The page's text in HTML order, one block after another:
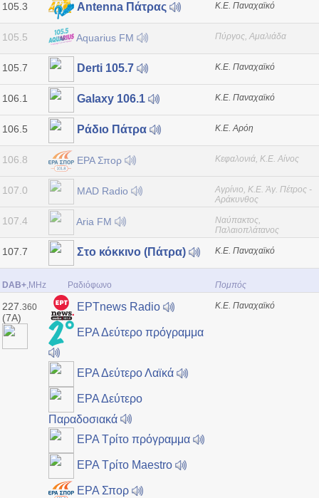
105.3 Antenna Πάτρας Κ.Ε. Παναχαϊκό
105.5 Aquarius FM Πύργος, Αμαλιάδα
105.7 Derti 105.7 Κ.Ε. Παναχαϊκό
106.1 Galaxy 106.1 Κ.Ε. Παναχαϊκό
106.5 Ράδιο Πάτρα Κ.Ε. Αρόη
106.8 ΕΡΑ Σπορ Κεφαλονιά, Κ.Ε. Αίνος
107.0 MAD Radio
Αγρίνιο, Κ.Ε. Άγ. Πέτρος -
Αράκυνθος
107.4 Aria FM
Ναύπακτος,
Παλαιοπλάτανος
107.7 Στο κόκκινο (Πάτρα) Κ.Ε. Παναχαϊκό
DAB+,MHz Ραδιόφωνο Πομπός
227. 360
(7A)
ΕΡΤnews Radio
ΕΡΑ Δεύτερο πρόγραμμα
ΕΡΑ Δεύτερο Λαϊκά
ΕΡΑ Δεύτερο
Παραδοσιακά
ΕΡΑ Τρίτο πρόγραμμα
ΕΡΑ Τρίτο Maestro
ΕΡΑ Σπορ
Κ.Ε. Παναχαϊκό